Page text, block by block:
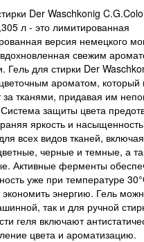
Der Waschkonig
л - это лимитированная
версия немецкого
свежим
Гель для стирки Der
ароматом, который
за тканями, придавая им
защиты цвета
яркость и
всех видов тканей,
черные и темные, а
Активные ферменты
уже при температуре
экономить энергию. Гель
так и для ручной
геля включают
цвета и ароматизацию.